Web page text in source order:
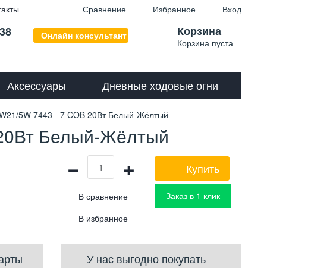
Сравнение Избранное Вход
Корзина
Корзина пуста
Онлайн консультант
Аксессуары Дневные ходовые огни
5W 7443 - 7 COB 20Вт Белый-Жёлтый
Белый-Жёлтый
− + Купить
Заказ в 1 клик
У нас выгодно покупать